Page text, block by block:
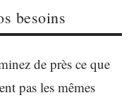
besoins
de près ce que
pas les mêmes